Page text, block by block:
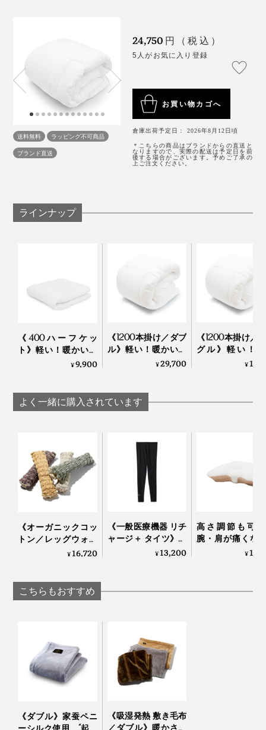
逃げにくい構造になっているのです。
『プリマロフト』シリーズの側生地は、柔らかさバツグ
ンの「モダール」入り高密度生地。
肌に触れると気持ちいいので、布団カバーなしで、その
まま掛けるのもおすすめです。
ずっと寝っぱなし、布団を敷きっぱなしだったので、汗
を吸ったのでしょう。
1週間後に畳んだベッドマットレスや枕は、なんだかジ
メッとして重かったのですが、『プリマロフト』は、干
したてのように、フンワリ軽いままでした！
メーカーであるディーブレスの担当者によると、
ロフト』は、汗や湿気に強い。
が、軽い寝心地のまま、使い続けられます」
とのことでした。
手軽に洗えるところも◎。寝汗や咳、くしゃみの飛沫で
汚れた『プリマロフト』を、洗濯機で丸洗いしました
が、元のふっくらした仕上がりに。
キルト内の『プリマロフト』の中わたがヘタったり、偏
ったりもなく、安心して洗えました。これはいい！
人工羽毛の布団は、初めてでしたが、“洗えるダウン”級
のよさ、すっかり気に入ってしまいました。
送料無料
ラッピング不可商品
ブランド直送
24,750 円（税込）
5人がお気に入り登録
お買い物カゴへ
倉庫出荷予定日： 2026年8月12日頃
＊こちらの商品はブランドからの直送と
なりますので、実際の配送は予定日を前
後する場合がございます。予めご了承の
上ご注文ください。
ラインナップ
《400ハーフケッ
ト》軽い！暖かい！
プロ向け防寒着から
ト
¥9,900
《1200本掛け／ダブ
ル》軽い！暖かい！
プロ向け防寒着から
ト
¥29,700
《1200本掛け／
グル》軽い！
い！プロ向け防
¥
よく一緒に購入されています
《オーガニックコッ
トン／レッグウォー
マー》11種の天然鉱物
着けてもラクな「レ
ッグウォーマー」|
¥16,720
《一般医療機器 リチ
ャージ＋ タイツ》寝
てる間に血行促進、
¥13,200
高さ調節も可
腕・肩が痛くな
くい「横向き寝
¥
こちらもおすすめ
《ダブル》家蚕ペニ
《吸湿発熱 敷き毛布
／ダブル》暖かさは